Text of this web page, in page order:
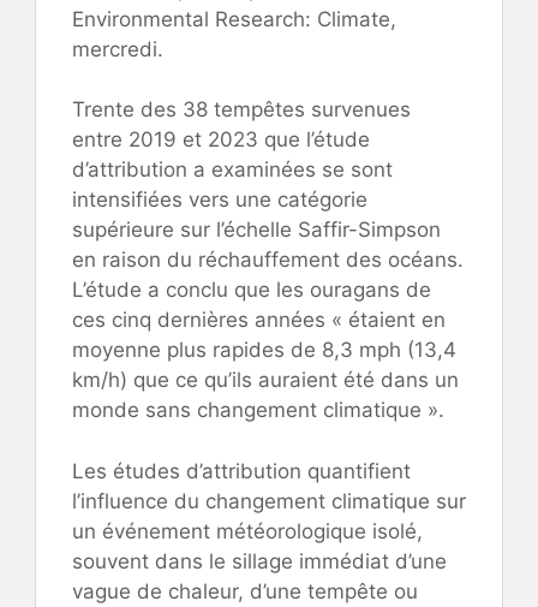
Environmental Research: Climate,
mercredi.
Trente des 38 tempêtes survenues
entre 2019 et 2023 que l’étude
d’attribution a examinées se sont
intensifiées vers une catégorie
supérieure sur l’échelle Saffir-Simpson
en raison du réchauffement des océans.
L’étude a conclu que les ouragans de
ces cinq dernières années « étaient en
moyenne plus rapides de 8,3 mph (13,4
km/h) que ce qu’ils auraient été dans un
monde sans changement climatique ».
Les études d’attribution quantifient
l’influence du changement climatique sur
un événement météorologique isolé,
souvent dans le sillage immédiat d’une
vague de chaleur, d’une tempête ou